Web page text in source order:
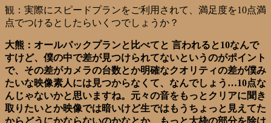
観：実際にスピードプランをご利用されて、満足度を10点満
点でつけるとしたらいくつでしょうか？
大熊：オールパックプランと比べてと 言われると10なんで
すけど、僕の中で差が見つけられてないというのがポイント
で、その差がカメラの台数とか明確なクオリティの差が僕み
たいな映像素人には見つからなくて、なんでしょう…10点な
んじゃないかと思いますね。元々の音をもっとクリアに聞き
取りたいとか映像では暗いけど生ではもうちょっと見えてた